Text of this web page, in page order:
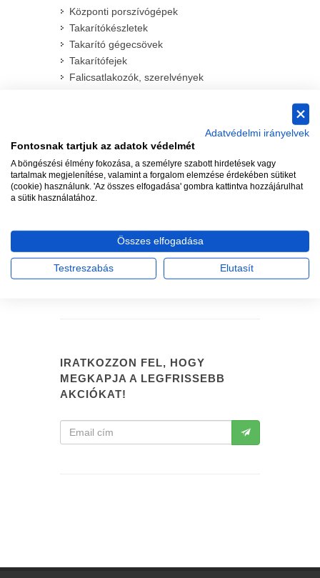
Központi porszívógépek
Takarítókészletek
Takarító gégecsövek
Takarítófejek
Falicsatlakozók, szerelvények
Szerelőlapok
Porszívó cső idomok, fittingek
Speciális vákuum cső (PVC 2")
24V-os elektormos vezérlés anyagai
Szerszámok a csőrendszerhez
Takarítást könnyítő kiegészítők
Ipari központi porszívógépek
IRATKOZZON FEL, HOGY
MEGKAPJA A LEGFRISSEBB
AKCIÓKAT!
Adatvédelmi irányelvek
Fontosnak tartjuk az adatok védelmét
A böngészési élmény fokozása, a személyre szabott hirdetések vagy
tartalmak megjelenítése, valamint a forgalom elemzése érdekében sütiket
(cookie) használunk. 'Az összes elfogadása' gombra kattintva hozzájárulhat
a sütik használatához.
Összes elfogadása
Testreszabás Elutasít